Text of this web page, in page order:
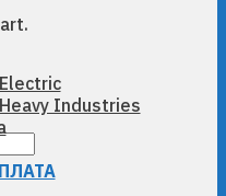
Industries